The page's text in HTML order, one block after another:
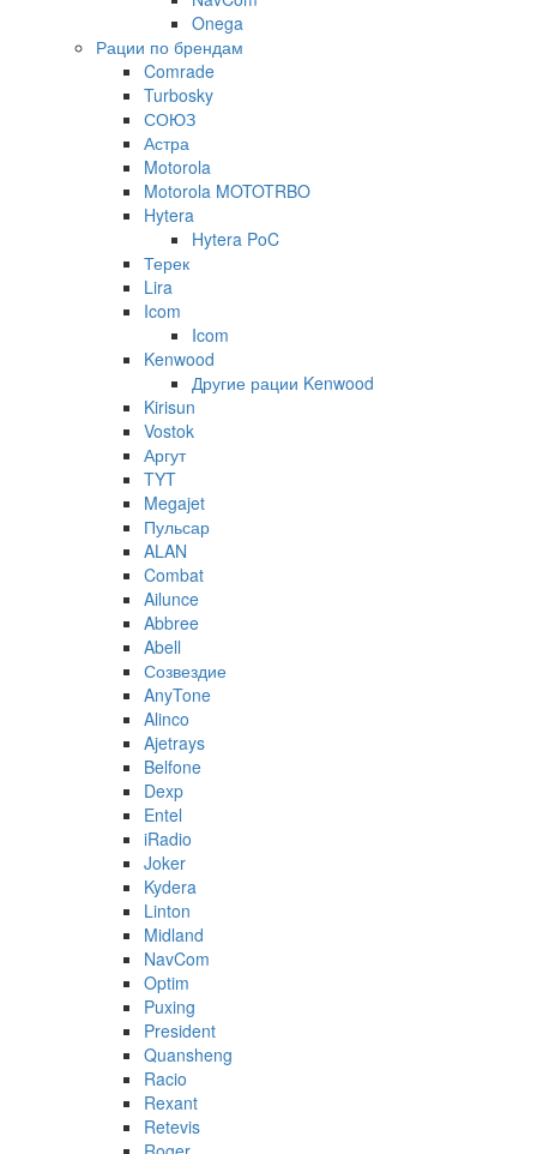
Onega
Рации по брендам
Comrade
Turbosky
СОЮЗ
Астра
Motorola
Motorola MOTOTRBO
Hytera
Hytera PoC
Терек
Lira
Icom
Icom
Kenwood
Другие рации Kenwood
Kirisun
Vostok
Аргут
TYT
Megajet
Пульсар
ALAN
Combat
Ailunce
Abbree
Abell
Созвездие
AnyTone
Alinco
Ajetrays
Belfone
Dexp
Entel
iRadio
Joker
Kydera
Linton
Midland
NavCom
Optim
Puxing
President
Quansheng
Racio
Rexant
Retevis